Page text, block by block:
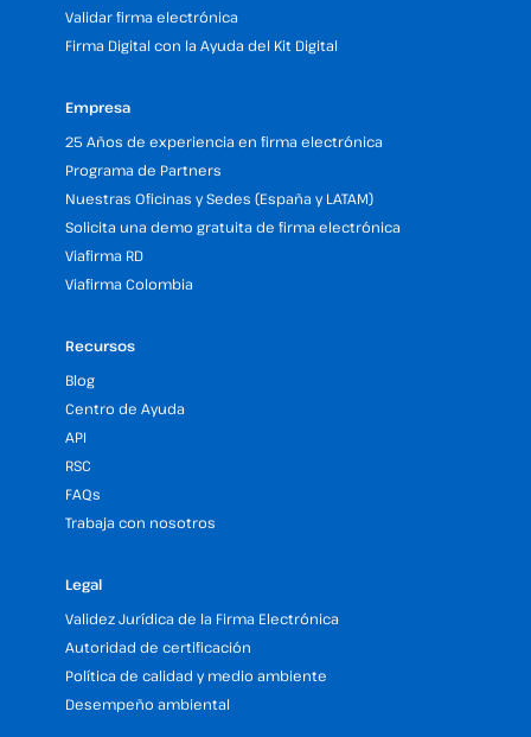
Validar firma electrónica
Firma Digital con la Ayuda del Kit Digital
Empresa
25 Años de experiencia en firma electrónica
Programa de Partners
Nuestras Oficinas y Sedes (España y LATAM)
Solicita una demo gratuita de firma electrónica
Viafirma RD
Viafirma Colombia
Recursos
Blog
Centro de Ayuda
API
RSC
FAQs
Trabaja con nosotros
Legal
Validez Jurídica de la Firma Electrónica
Autoridad de certificación
Política de calidad y medio ambiente
Desempeño ambiental